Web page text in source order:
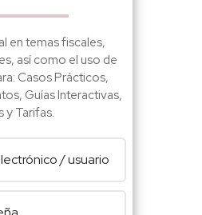
en temas fiscales,
así como el uso de
Casos Prácticos,
Guías Interactivas,
y Tarifas.